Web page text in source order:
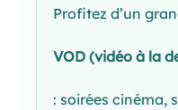
Profitez d’un
VOD (vidéo à la
: soirées cinéma,